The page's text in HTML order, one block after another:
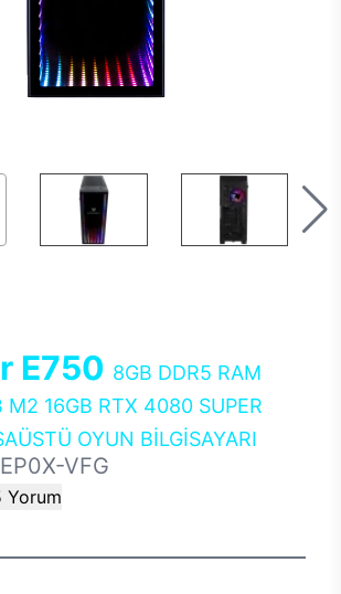
E750 8GB DDR5 RAM
16GB RTX 4080 SUPER
OYUN BİLGİSAYARI
VFG
Yorum